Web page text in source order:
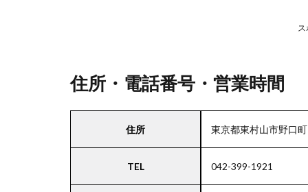
リ
住所・電話番号・営業時間
住所 東京都東村山市野口
TEL 042-399-1921